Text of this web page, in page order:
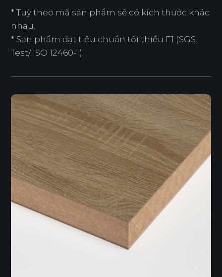
* Tuỳ theo mã sản phẩm sẽ có kích thước khác
nhau.
* Sản phẩm đạt tiêu chuẩn tối thiểu E1 (SGS
Test/ ISO 12460-1).